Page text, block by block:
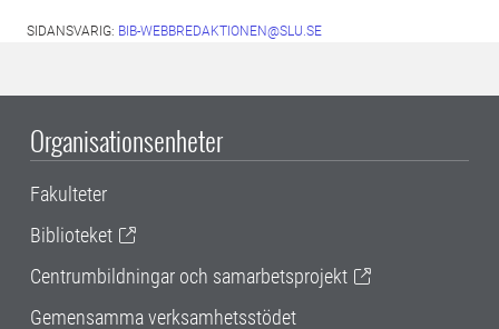
SIDANSVARIG: BIB-WEBBREDAKTIONEN@SLU.SE
Organisationsenheter
Fakulteter
Biblioteket
Centrumbildningar och samarbetsprojekt
Gemensamma verksamhetsstödet